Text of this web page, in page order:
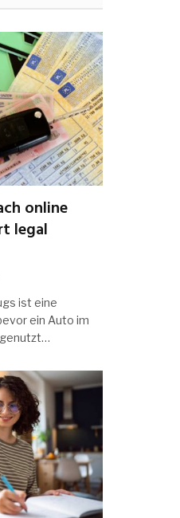
online
legal
ist eine
ein Auto im